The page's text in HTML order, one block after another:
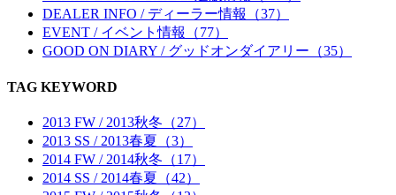
DEALER INFO / ディーラー情報（37）
EVENT / イベント情報（77）
GOOD ON DIARY / グッドオンダイアリー（35）
TAG KEYWORD
2013 FW / 2013秋冬（27）
2013 SS / 2013春夏（3）
2014 FW / 2014秋冬（17）
2014 SS / 2014春夏（42）